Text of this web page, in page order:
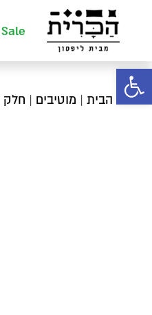
פתח סרגל נגישות
Sale
עמוד הבית | מוטיבים | חלק